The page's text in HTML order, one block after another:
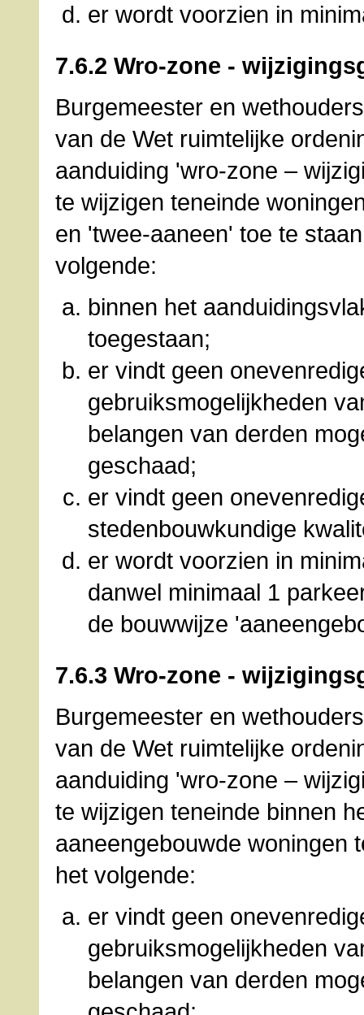
er wordt voorzien in
7.6.2 Wro-zone -
Burgemeester en
van de Wet ruimtelijke
aanduiding 'wro-zone –
te wijzigen teneinde
en 'twee-aaneen' toe te
volgende:
binnen het
toegestaan;
er vindt geen
gebruiksmogelijkheden
belangen van derden
geschaad;
er vindt geen
stedenbouwkundige
er wordt voorzien in
danwel minimaal 1
de bouwwijze
7.6.3 Wro-zone -
Burgemeester en
van de Wet ruimtelijke
aanduiding 'wro-zone –
te wijzigen teneinde binnen
aaneengebouwde woningen
het volgende:
er vindt geen
gebruiksmogelijkheden
belangen van derden